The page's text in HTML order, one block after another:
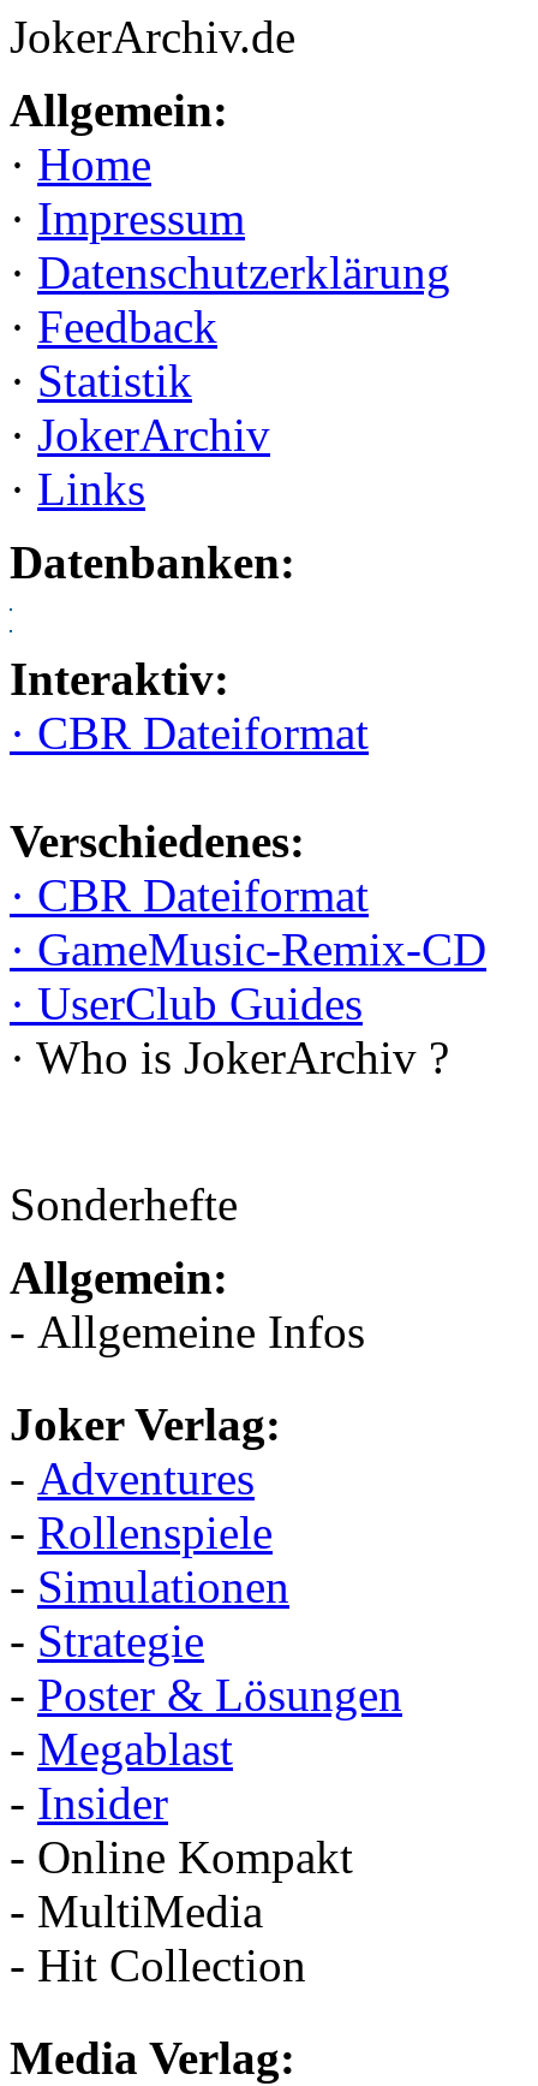
JokerArchiv.de
Allgemein:
· Home
· Impressum
· Datenschutzerklärung
· Feedback
· Statistik
· JokerArchiv
· Links
Datenbanken:
Interaktiv:
· CBR Dateiformat
Verschiedenes:
· CBR Dateiformat
· GameMusic-Remix-CD
· UserClub Guides
· Who is JokerArchiv ?
Sonderhefte
Allgemein:
- Allgemeine Infos
Joker Verlag:
- Adventures
- Rollenspiele
- Simulationen
- Strategie
- Poster & Lösungen
- Megablast
- Insider
- Online Kompakt
- MultiMedia
- Hit Collection
Media Verlag: